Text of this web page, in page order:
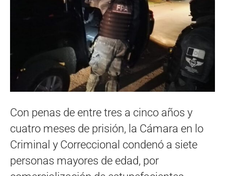
Con penas de entre tres a cinco años y
cuatro meses de prisión, la Cámara en lo
Criminal y Correccional condenó a siete
personas mayores de edad, por